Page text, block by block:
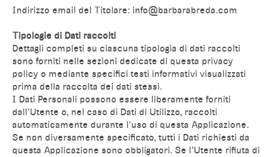
Indirizzo email del Titolare: info@barbarabreda.com
Tipologie di Dati raccolti
Dettagli completi su ciascuna tipologia di dati raccolti
sono forniti nelle sezioni dedicate di questa privacy
policy o mediante specifici testi informativi visualizzati
prima della raccolta dei dati stessi.
I Dati Personali possono essere liberamente forniti
dall'Utente o, nel caso di Dati di Utilizzo, raccolti
automaticamente durante l'uso di questa Applicazione.
Se non diversamente specificato, tutti i Dati richiesti da
questa Applicazione sono obbligatori. Se l’Utente rifiuta di